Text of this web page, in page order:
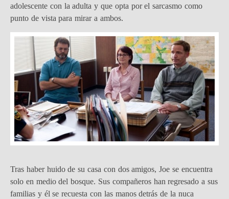
adolescente con la adulta y que opta por el sarcasmo como
punto de vista para mirar a ambos.
Tras haber huido de su casa con dos amigos, Joe se encuentra
solo en medio del bosque. Sus compañeros han regresado a sus
familias y él se recuesta con las manos detrás de la nuca